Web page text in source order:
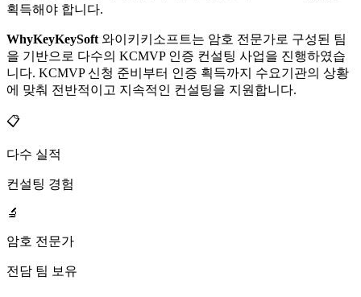
획득해야 합니다.
WhyKeyKeySoft 와이키키소프트는 암호 전문가로 구성된 팀
을 기반으로 다수의 KCMVP 인증 컨설팅 사업을 진행하였습
니다. KCMVP 신청 준비부터 인증 획득까지 수요기관의 상황
에 맞춰 전반적이고 지속적인 컨설팅을 지원합니다.
📋
다수 실적
컨설팅 경험
🔬
암호 전문가
전담 팀 보유